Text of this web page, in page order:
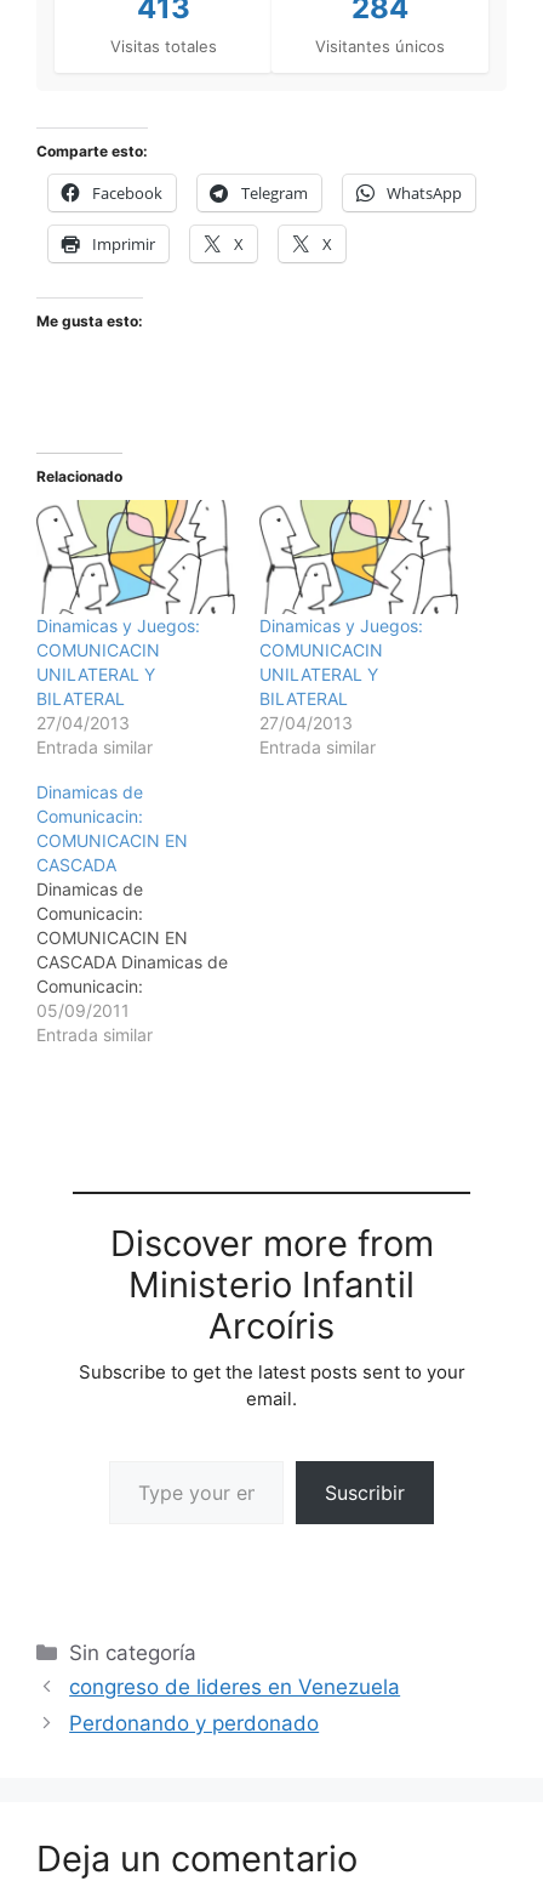
413
Visitas totales
284
Visitantes únicos
Comparte esto:
Facebook Telegram WhatsApp
Imprimir X X
Me gusta esto:
Relacionado
Dinamicas y Juegos:
COMUNICACIN
UNILATERAL Y
BILATERAL
27/04/2013
Entrada similar
Dinamicas y Juegos:
COMUNICACIN
UNILATERAL Y
BILATERAL
27/04/2013
Entrada similar
Dinamicas de
Comunicacin:
COMUNICACIN EN
CASCADA
Dinamicas de
Comunicacin:
COMUNICACIN EN
CASCADA Dinamicas de
Comunicacin:
COMUNICACIN EN
CASCADA OBJETIVOS: -
PARTICIPANTES: El
nmero de participantes
es indeterminado. Esta
actividad se puede
05/09/2011
Entrada similar
Discover more from
Ministerio Infantil
Arcoíris
Subscribe to get the latest posts sent to your
email.
Suscribir
Sin categoría
congreso de lideres en Venezuela
Perdonando y perdonado
Deja un comentario